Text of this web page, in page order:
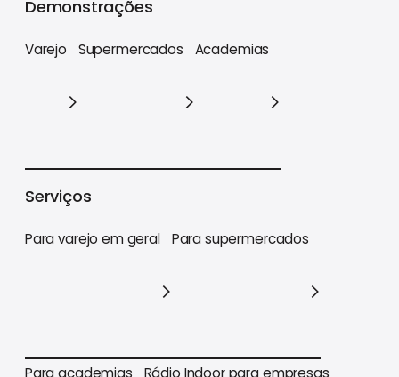
Demonstrações
Varejo Supermercados Academias
Serviços
Para varejo em geral
Para varejo em geral
Para supermercados
Para supermercados
Para academias Rádio Indoor para empresas